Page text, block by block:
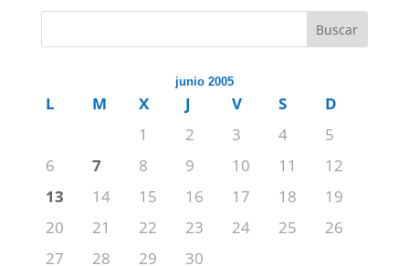
Buscar
junio 2005
L M X J V S
D
1
2 3 4
5
6
7 8 9 10 11
12
13
14 15 16 17 18
19
20
21 22 23 24 25
26
27
28 29
30